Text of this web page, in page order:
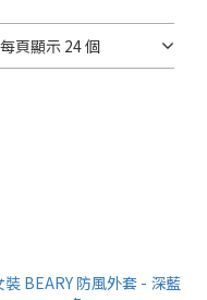
每頁顯示 24 個